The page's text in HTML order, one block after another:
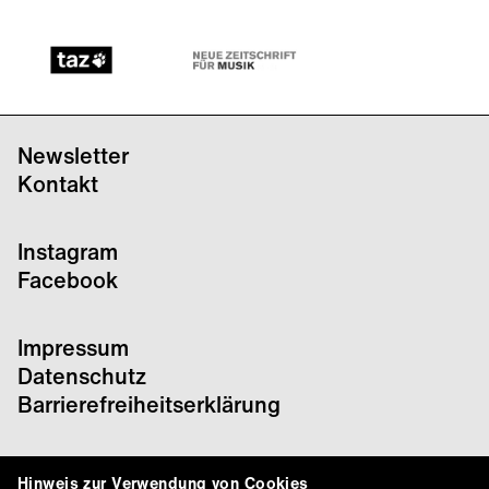
Newsletter
Kontakt
Instagram
Facebook
Impressum
Datenschutz
Barrierefreiheitserklärung
Hinweis zur Verwendung von Cookies